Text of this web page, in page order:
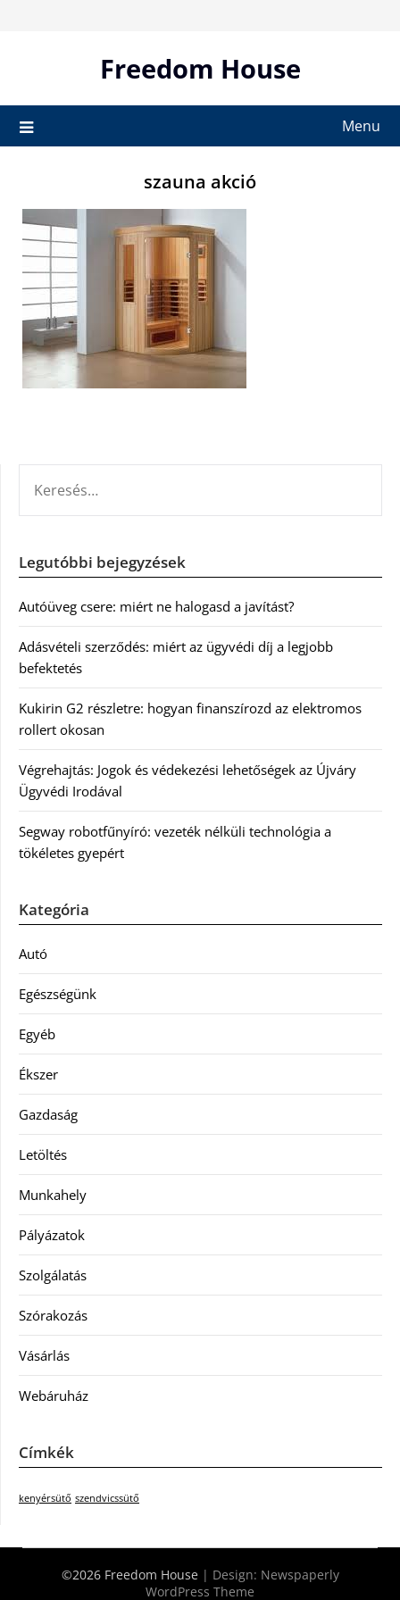
Freedom House
Menu
szauna akció
Legutóbbi bejegyzések
Autóüveg csere: miért ne halogasd a javítást?
Adásvételi szerződés: miért az ügyvédi díj a legjobb
befektetés
Kukirin G2 részletre: hogyan finanszírozd az elektromos
rollert okosan
Végrehajtás: Jogok és védekezési lehetőségek az Újváry
Ügyvédi Irodával
Segway robotfűnyíró: vezeték nélküli technológia a
tökéletes gyepért
Kategória
Autó
Egészségünk
Egyéb
Ékszer
Gazdaság
Letöltés
Munkahely
Pályázatok
Szolgálatás
Szórakozás
Vásárlás
Webáruház
Címkék
kenyérsütő szendvicssütő
©2026 Freedom House | Design: Newspaperly
WordPress Theme